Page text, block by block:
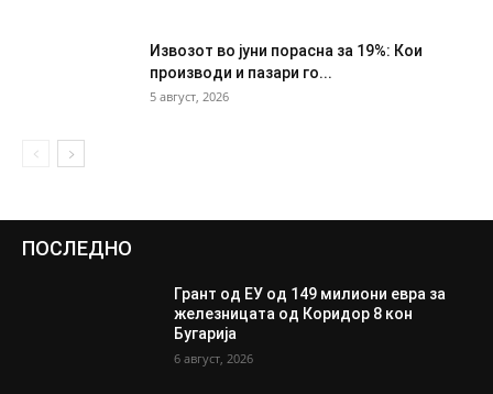
Извозот во јуни порасна за 19%: Кои
производи и пазари го...
5 август, 2026
ПОСЛЕДНО
Грант од ЕУ од 149 милиони евра за
железницата од Коридор 8 кон
Бугарија
6 август, 2026